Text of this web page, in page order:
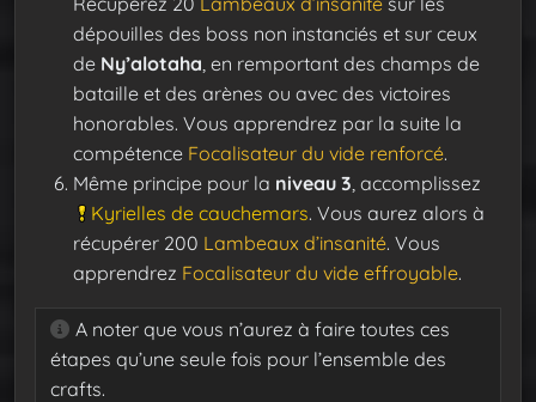
dépouilles des boss non instanciés et sur ceux
de Ny’alotaha , en remportant des champs de
bataille et des arènes ou avec des victoires
honorables. Vous apprendrez par la suite la
compétence Focalisateur du vide renforcé.
Même principe pour la niveau 3 , accomplissez
Kyrielles de cauchemars. Vous aurez alors à
récupérer 200 Lambeaux d’insanité. Vous
apprendrez Focalisateur du vide effroyable.
A noter que vous n’aurez à faire toutes ces
étapes qu’une seule fois pour l’ensemble des
crafts.